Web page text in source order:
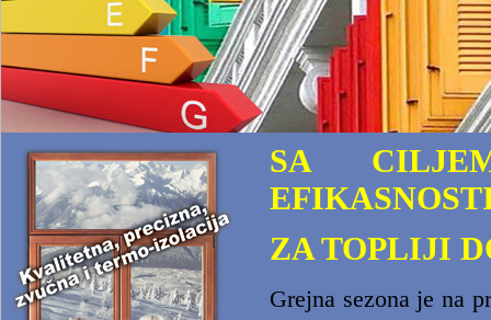
SA
ZA TOPLIJI
Grejna sezona je na